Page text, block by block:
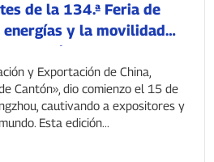
de la 134.ª Feria de
energías y la movilidad
y Exportación de China,
Cantón», dio comienzo el 15 de
cautivando a expositores y
Esta edición...